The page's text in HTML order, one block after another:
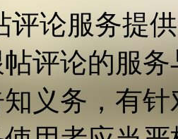
评论服务提
评论的服
义务，有